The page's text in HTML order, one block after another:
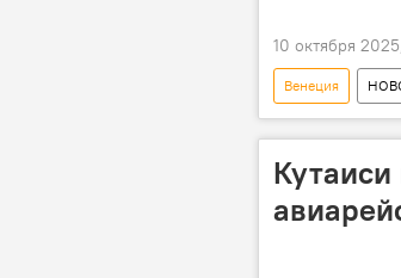
10 октября
Венеция
Агентство